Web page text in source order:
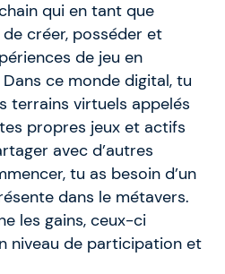
qui en tant que
créer, posséder et
de jeu en
ce monde digital, tu
terrains virtuels appelés
propres jeux et actifs
avec d’autres
tu as besoin d’un
dans le métavers.
les gains, ceux-ci
niveau de participation et